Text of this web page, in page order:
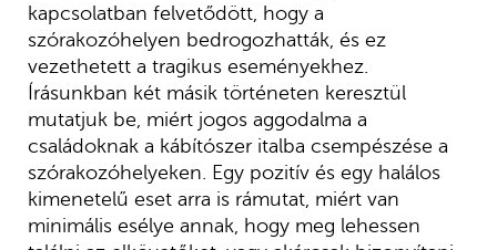
kapcsolatban felvetődött, hogy a
szórakozóhelyen bedrogozhatták, és ez
vezethetett a tragikus eseményekhez.
Írásunkban két másik történeten keresztül
mutatjuk be, miért jogos aggodalma a
családoknak a kábítószer italba csempészése a
szórakozóhelyeken. Egy pozitív és egy halálos
kimenetelű eset arra is rámutat, miért van
minimális esélye annak, hogy meg lehessen